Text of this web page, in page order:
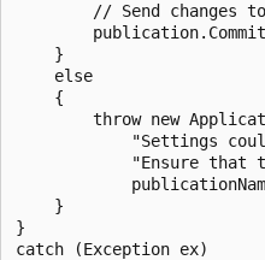
// Send changes
    }
    else
    {
throw new
"Settings
"Ensure that
    }
}
catch (Exception ex)